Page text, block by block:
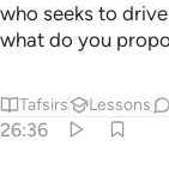
who seeks to
what do you
Tafsirs Lessons
26:36